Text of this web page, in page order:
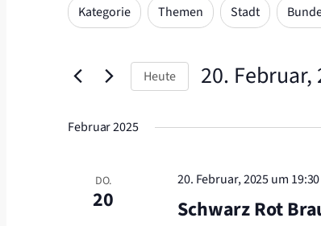
Ansichten,
Navigation
Suche
nach
Schlüsselwort.
Filter
Das
Ändern
Formular-
Eingabefelder
die
Veranstaltungen
Kategorie Themen Stadt
Heute 20. Februar,
wählen.
Februar 2025
DO.
20
20. Februar, 2025 um 19:30
Schwarz Rot